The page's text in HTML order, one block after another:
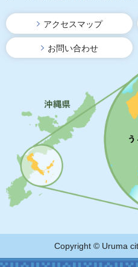
アクセスマップ
お問い合わせ
Copyright © Uruma